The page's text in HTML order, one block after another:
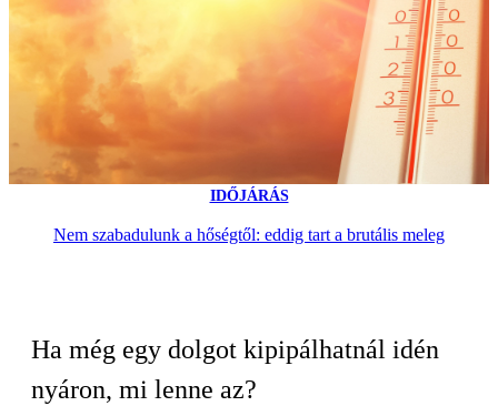
IDŐJÁRÁS
Nem szabadulunk a hőségtől: eddig tart a brutális meleg
Ha még egy dolgot kipipálhatnál idén
nyáron, mi lenne az?